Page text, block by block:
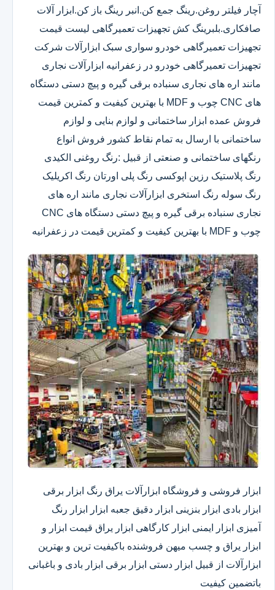
آچار فیلتر روغن.رینگ جمع کن.انبر رینگ باز کن.ابزار آلات
صافکاری.بلبرینگ کش تجهیزات تعمیرگاهی لیست قیمت
تجهیزات تعمیرگاهی خودرو سواری سبک ابزارآلات شرکت
تجهیزات تعمیرگاهی خودرو در زعفرانیه ابزارآلات نجاری
مانند اره های نجاری سنباده برقی گیره و پیچ دستی دستگاه
های CNC چوب و MDF با بهترین کیفیت و کمترین قیمت
فروش عمده ابزار ساختمانی و لوازم بنایی و لوازم
ساختمانی با ارسال به تمام نقاط کشور فروش انواع
رنگهای ساختمانی و صنعتی از قبیل :رنگ روغنی الکیدی
رنگ پلاستیک رزین اپوکسی رنگ پلی اورتان رنگ اکریلیک
رنگ سوله رنگ استخری ابزارآلات نجاری مانند اره های
نجاری سنباده برقی گیره و پیچ دستی دستگاه های CNC
چوب و MDF با بهترین کیفیت و کمترین قیمت در زعفرانیه
ابزار فروشی و فروشگاه ابزارآلات یراق رنگ ابزار برقی
ابزار بادی ابزار بنزینی ابزار دقیق​ جعبه ابزار ابزار رنگ
آمیزی ابزار ایمنی ابزار کارگاهی ابزار یراق قیمت ابزار و
ابزار یراق و چسب میهن فروشنده باکیفیت ترین و بهترین
ابزارآلات از قبیل ابزار دستی ابزار برقی ابزار بادی و باغبانی
باتضمین کیفیت